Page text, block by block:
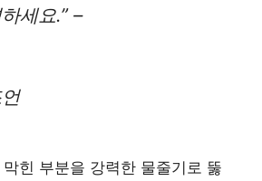
세요.” –
막힌 부분을 강력한 물줄기로 뚫